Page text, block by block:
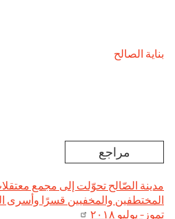
بناية الصالح
مراجع
مدينة الصّالح تحوّلت إلى مجمع
تموز- يوليو ۲۰۱۸